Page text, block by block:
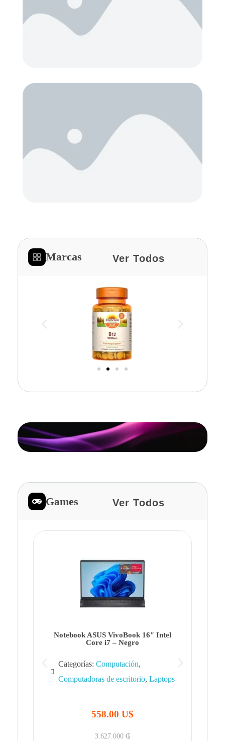
Marcas Ver Todos
Games Ver Todos
Notebook ASUS VivoBook 16″ Intel
Core i7 – Negro
Categorías: Computación,
Computadoras de escritorio, Laptops
558.00 U$
3.627.000 ₲